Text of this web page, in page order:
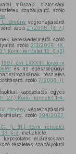
műszaki biztonsági
szabályairól szóló
törvény végrehajtásáról
szóló 21/2008. (II. 7.)
kereskedelméről szóló
szóló 213/2006. (X.
Korm. rendelet 10. § (3)
1997. évi LXXXIII. törvény
és az egészségügyi
részletes
szóló 7/2008. (I.
kapcsolatos egyes
27.) Korm. rendelet 1–4.
törvény végrehajtásáról
szóló 394/2007.
(I. 31.) Korm. rendelet
33. §-a , melléklete,
eljárásokban
részletes szabályokról